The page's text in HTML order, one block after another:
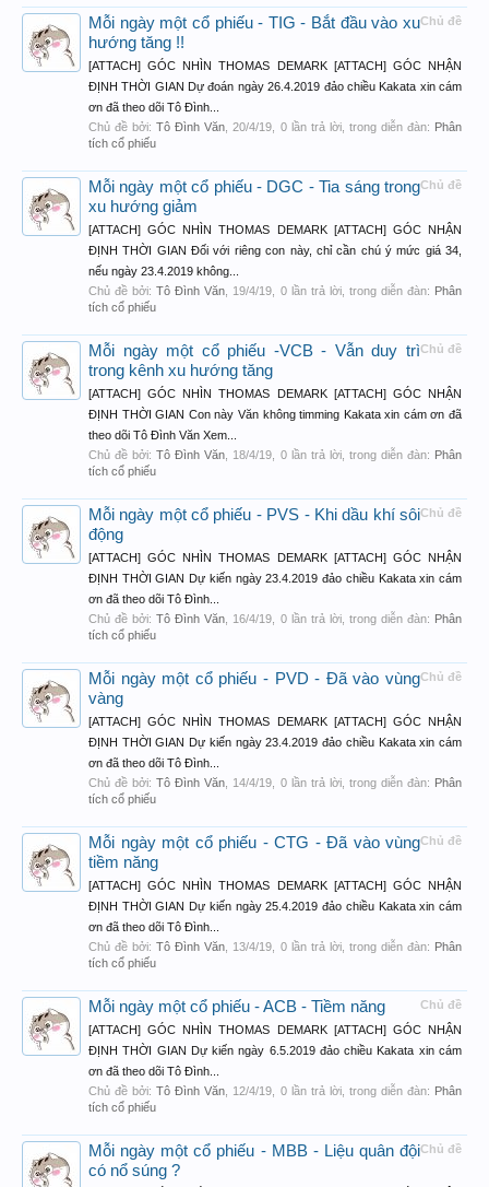
Chủ đề
Mỗi ngày một cổ phiếu - TIG - Bắt đầu vào xu
hướng tăng !!
[ATTACH] GÓC NHÌN THOMAS DEMARK [ATTACH] GÓC NHẬN
ĐỊNH THỜI GIAN Dự đoán ngày 26.4.2019 đảo chiều Kakata xin cám
ơn đã theo dõi Tô Đình...
Chủ đề bởi:Tô Đình Văn ,20/4/19 , 0 lần trả lời, trong diễn đàn: Phân
tích cổ phiếu
Chủ đề
Mỗi ngày một cổ phiếu - DGC - Tia sáng trong
xu hướng giảm
[ATTACH] GÓC NHÌN THOMAS DEMARK [ATTACH] GÓC NHẬN
ĐỊNH THỜI GIAN Đối với riêng con này, chỉ cần chú ý mức giá 34,
nếu ngày 23.4.2019 không...
Chủ đề bởi:Tô Đình Văn 19/4/19 , 0 lần trả lời, trong diễn đàn: Phân
tích cổ phiếu
Chủ đề
Mỗi ngày một cổ phiếu -VCB - Vẫn duy trì
trong kênh xu hướng tăng
[ATTACH] GÓC NHÌN THOMAS DEMARK [ATTACH] GÓC NHẬN
ĐỊNH THỜI GIAN Con này Văn không timming Kakata xin cám ơn đã
theo dõi Tô Đình Văn Xem...
Chủ đề bởi:Tô Đình Văn 18/4/19 , 0 lần trả lời, trong diễn đàn: Phân
tích cổ phiếu
Chủ đề
Mỗi ngày một cổ phiếu - PVS - Khi dầu khí sôi
động
[ATTACH] GÓC NHÌN THOMAS DEMARK [ATTACH] GÓC NHẬN
ĐỊNH THỜI GIAN Dự kiến ngày 23.4.2019 đảo chiều Kakata xin cám
ơn đã theo dõi Tô Đình...
Chủ đề bởi:Tô Đình Văn 16/4/19 , 0 lần trả lời, trong diễn đàn: Phân
tích cổ phiếu
Chủ đề
Mỗi ngày một cổ phiếu - PVD - Đã vào vùng
vàng
[ATTACH] GÓC NHÌN THOMAS DEMARK [ATTACH] GÓC NHẬN
ĐỊNH THỜI GIAN Dự kiến ngày 23.4.2019 đảo chiều Kakata xin cám
ơn đã theo dõi Tô Đình...
Chủ đề bởi:Tô Đình Văn 14/4/19 , 0 lần trả lời, trong diễn đàn: Phân
tích cổ phiếu
Chủ đề
Mỗi ngày một cổ phiếu - CTG - Đã vào vùng
tiềm năng
[ATTACH] GÓC NHÌN THOMAS DEMARK [ATTACH] GÓC NHẬN
ĐỊNH THỜI GIAN Dự kiến ngày 25.4.2019 đảo chiều Kakata xin cám
ơn đã theo dõi Tô Đình...
Chủ đề bởi:Tô Đình Văn 13/4/19 , 0 lần trả lời, trong diễn đàn: Phân
tích cổ phiếu
Chủ đề
Mỗi ngày một cổ phiếu - ACB - Tiềm năng
[ATTACH] GÓC NHÌN THOMAS DEMARK [ATTACH] GÓC NHẬN
ĐỊNH THỜI GIAN Dự kiến ngày 6.5.2019 đảo chiều Kakata xin cám
ơn đã theo dõi Tô Đình...
Chủ đề bởi:Tô Đình Văn 12/4/19 , 0 lần trả lời, trong diễn đàn: Phân
tích cổ phiếu
Chủ đề
Mỗi ngày một cổ phiếu - MBB - Liệu quân đội
có nổ súng ?